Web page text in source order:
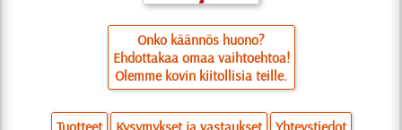
Onko käännös huono?
Ehdottakaa omaa vaihtoehtoa!
Olemme kovin kiitollisia teille.
Tuotteet Kysymykset ja vastaukset Yhteystiedot